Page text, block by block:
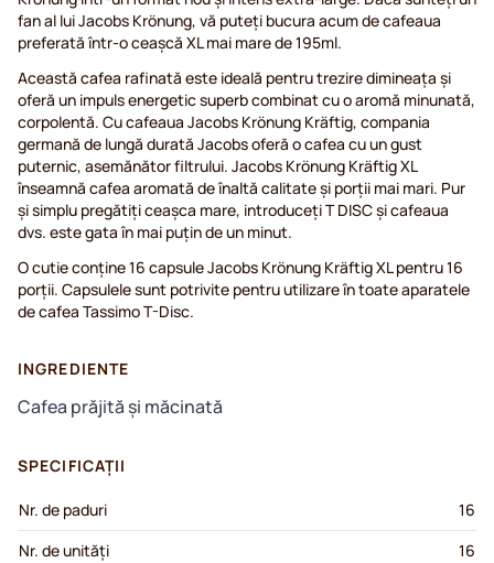
fan al lui Jacobs Krönung, vă puteți bucura acum de cafeaua
preferată într-o ceașcă XL mai mare de 195ml.
Această cafea rafinată este ideală pentru trezire dimineața și
oferă un impuls energetic superb combinat cu o aromă minunată,
corpolentă. Cu cafeaua Jacobs Krönung Kräftig, compania
germană de lungă durată Jacobs oferă o cafea cu un gust
puternic, asemănător filtrului. Jacobs Krönung Kräftig XL
înseamnă cafea aromată de înaltă calitate și porții mai mari. Pur
și simplu pregătiți ceașca mare, introduceți T DISC și cafeaua
dvs. este gata în mai puțin de un minut.
O cutie conține 16 capsule Jacobs Krönung Kräftig XL pentru 16
porții. Capsulele sunt potrivite pentru utilizare în toate aparatele
de cafea Tassimo T-Disc.
INGREDIENTE
Cafea prăjită și măcinată
SPECIFICAȚII
Nr. de paduri
16
Nr. de unități
16